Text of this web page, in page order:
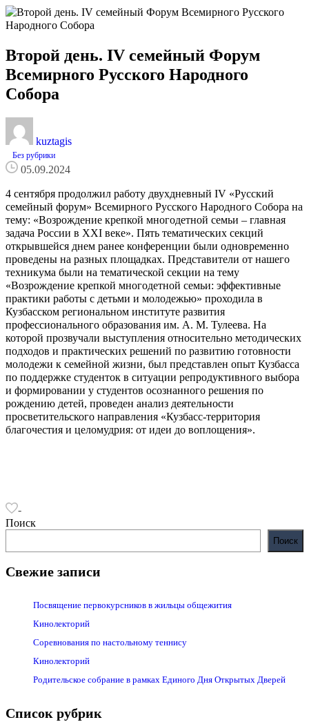
Второй день. IV семейный Форум
Всемирного Русского Народного
Собора
kuztagis
Без рубрики
05.09.2024
4 сентября продолжил работу двухдневный IV «Русский
семейный форум» Всемирного Русского Народного Собора на
тему: «Возрождение крепкой многодетной семьи – главная
задача России в XXI веке». Пять тематических секций
открывшейся днем ранее конференции были одновременно
проведены на разных площадках. Представители от нашего
техникума были на тематической секции на тему
«Возрождение крепкой многодетной семьи: эффективные
практики работы с детьми и молодежью» проходила в
Кузбасском региональном институте развития
профессионального образования им. А. М. Тулеева. На
которой прозвучали выступления относительно методических
подходов и практических решений по развитию готовности
молодежи к семейной жизни, был представлен опыт Кузбасса
по поддержке студенток в ситуации репродуктивного выбора
и формировании у студентов осознанного решения по
рождению детей, проведен анализ деятельности
просветительского направления «Кузбасс-территория
благочестия и целомудрия: от идеи до воплощения».
-
Поиск
Поиск
Свежие записи
Посвящение первокурсников в жильцы общежития
Кинолекторий
Соревнования по настольному теннису
Кинолекторий
Родительское собрание в рамках Единого Дня Открытых Дверей
Список рубрик